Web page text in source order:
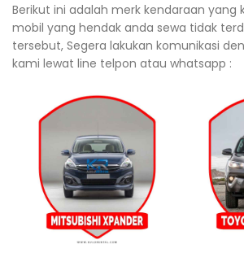
Berikut ini adalah merk kendaraan yang
mobil yang hendak anda sewa tidak
tersebut, Segera lakukan komunikasi
kami lewat line telpon atau whatsapp :